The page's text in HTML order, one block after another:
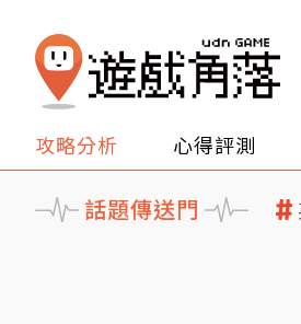
攻略分析 心得評測
話題傳送門